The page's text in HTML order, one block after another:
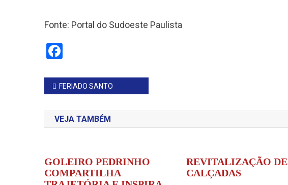
Fonte: Portal do Sudoeste Paulista
Navegação
de
Post
FERIADO SANTO
VEJA TAMBÉM
GOLEIRO PEDRINHO
COMPARTILHA
REVITALIZAÇÃO DE
CALÇADAS